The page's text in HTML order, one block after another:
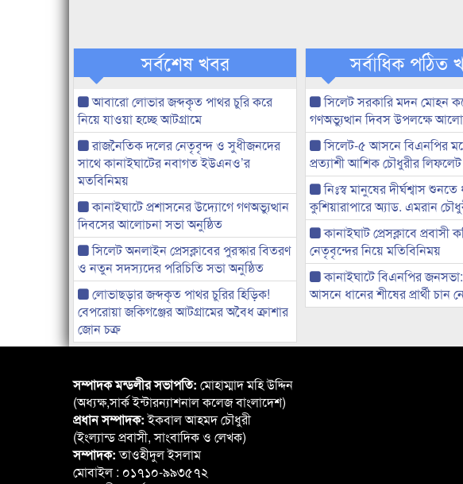
সর্বশেষ খবর
আবারো লোভার জব্দকৃত পাথর চুরি করে
নিয়ে যাওয়া হচ্ছে আটগ্রামে
রাজনৈতিক দলের নেতৃবৃন্দ ও সুধীজনদের
সাথে কানাইঘাটের নবাগত ইউএনও’র
মতবিনিময়
কানাইঘাটে প্রশাসনের উদ্যোগে গণঅভ্যুত্থান
দিবসের আলোচনা সভা অনুষ্ঠিত
সিলেট অনলাইন প্রেসক্লাবের পুরস্কার বিতরণ
ও নতুন সদস্যদের পরিচিতি সভা অনুষ্ঠিত
লোভাছড়ার জব্দকৃত পাথর চুরির হিড়িক!
বেপরোয়া জকিগঞ্জের আটগ্রামের অবৈধ ক্রাশার
জোন চক্র
সর্বাধিক পঠিত
সিলেট সরকারি মদন মোহন
গণঅভ্যুত্থান দিবস উপলক্ষে
সিলেট-৫ আসনে বিএনপির
প্রত্যাশী আশিক চৌধুরীর
নিঃস্ব মানুষের দীর্ঘশ্বাস
কুশিয়ারাপারে অ্যাড. এমরান
কানাইঘাট প্রেসক্লাবে প্রবাসী
নেতৃবৃন্দের নিয়ে মতিবিনিময়
কানাইঘাটে বিএনপির
আসনে ধানের শীষের প্রার্থী চান
সম্পাদক মন্ডলীর সভাপতি: মোহাম্মাদ মহি উদ্দিন
(অধ্যক্ষ,সার্ক ইন্টারন্যাশনাল কলেজ বাংলাদেশ)
প্রধান সম্পাদক:ইকবাল আহমদ চৌধুরী
(ইংল্যান্ড প্রবাসী, সাংবাদিক ও লেখক)
সম্পাদক:তাওহীদুল ইসলাম
মোবাইল : ০১৭১০-৯৯৩৫৭২